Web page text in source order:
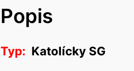
Popis
Typ: Katolícky SG